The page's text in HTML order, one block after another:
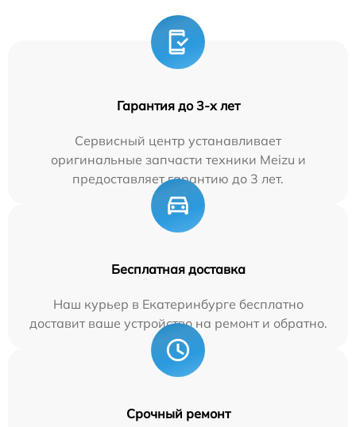
Гарантия до 3-х лет
Сервисный центр устанавливает
оригинальные запчасти техники Meizu и
предоставляет гарантию до 3 лет.
Бесплатная доставка
Наш курьер в Екатеринбурге бесплатно
доставит ваше устройство на ремонт и обратно.
Срочный ремонт